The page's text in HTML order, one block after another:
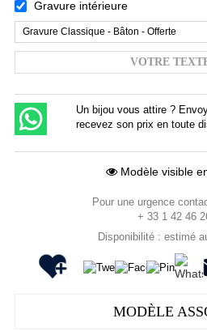
Gravure intérieure
Gravure Classique - Bâton - Offerte
Un bijou vous attire ?
recevez son prix en toute
Modèle visible
Pour une urgence
+ 33 1 42 46
Disponibilité : estimé
MODÈLE